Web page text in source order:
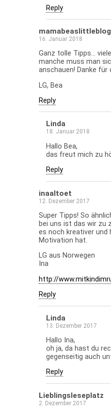
Reply
mamabeaslittleblog
16. Januar 2018
Ganz tolle Tipps…
manche muss man
anschauen! Danke für
LG, Bea
Reply
Linda
18. Januar 2018
Hallo Bea,
das freut mich zu
Reply
inaaltoet
12. Dezember 2017
Super Tipps! So
bei uns ist das wir zu
es noch kreativer und
Motivation hat.
LG aus Norwegen
Ina
http://
Reply
Linda
13. Dezember 2017
Hallo Ina,
oh ja, da hast du
gegenseitig auch
Reply
Lieblingsleseplatz
2. Dezember 2017